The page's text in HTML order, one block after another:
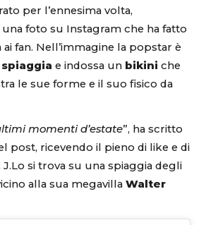
per l’ennesima volta,
foto su Instagram che ha fatto
fan. Nell’immagine la popstar è
spiaggia e indossa un bikini che
le sue forme e il suo fisico da
momenti d’estate”, ha scritto
post, ricevendo il pieno di like e di
si trova su una spiaggia degli
alla sua megavilla Walter